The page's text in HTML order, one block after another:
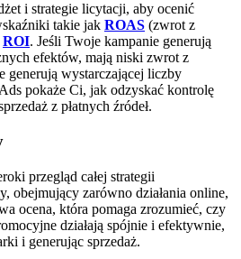
i strategie licytacji, aby ocenić
takie jak ROAS (zwrot z
ROI. Jeśli Twoje kampanie generują
efektów, mają niski zwrot z
generują wystarczającej liczby
pokaże Ci, jak odzyskać kontrolę
z płatnych źródeł.
przegląd całej strategii
obejmujący zarówno działania online,
ocena, która pomaga zrozumieć, czy
działają spójnie i efektywnie,
i generując sprzedaż.